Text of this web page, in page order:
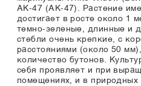
АК-47 (АК-47). Растение
достигает в росте около 1
темно-зеленые, длинные и
стебли очень крепкие, с
расстояниями (около 50
количество бутонов.
себя проявляет и при
помещениях, и в природных